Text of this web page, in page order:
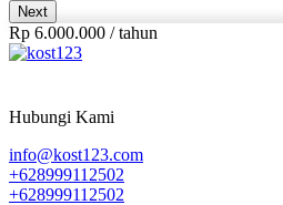
Next
Rp 6.000.000 /tahun
Hubungi Kami
info@kost123.com
+628999112502
+628999112502